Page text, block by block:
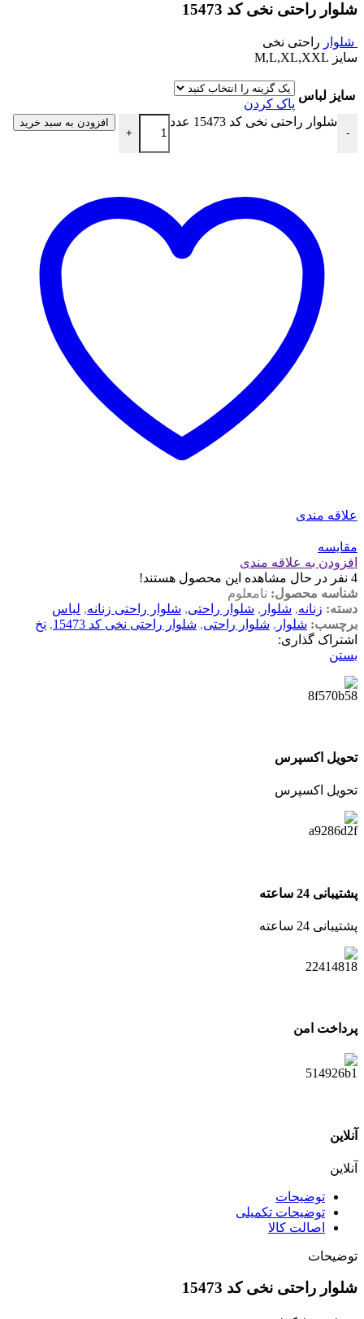
شلوار راحتی نخی کد 15473
شلوار راحتی نخی
سایز M,L,XL,XXL
سایز لباس
پاک کردن
-
شلوار راحتی نخی کد 15473 عدد
+
افزودن به سبد خرید
علاقه مندی
مقایسه
افزودن به علاقه مندی
4 نفر در حال مشاهده این محصول هستند!
شناسه محصول: نامعلوم
دسته: زنانه, شلوار , شلوار راحتی, شلوار راحتی زنانه, لباس
برچسب: شلوار , شلوار راحتی, شلوار راحتی نخی کد 15473 , نخ
اشتراک گذاری:
بستن
تحویل اکسپرس
تحویل اکسپرس
پشتیبانی 24 ساعته
پشتیبانی 24 ساعته
پرداخت امن
آنلاین
آنلاین
توضیحات
توضیحات تکمیلی
اصالت کالا
توضیحات
شلوار راحتی نخی کد 15473